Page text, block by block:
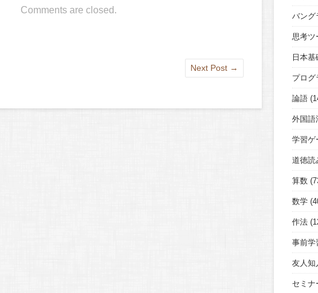
Comments are closed.
Next Post →
バング
思考ツ
日本
プログ
論語
外国語
学習ゲ
道徳読
算数
数学
作法
事前学
友人知
セミナ